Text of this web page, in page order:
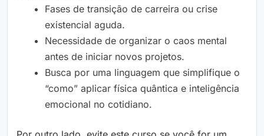
Fases de transição de carreira ou crise
existencial aguda.
Necessidade de organizar o caos mental
antes de iniciar novos projetos.
Busca por uma linguagem que simplifique o
“como” aplicar física quântica e inteligência
emocional no cotidiano.